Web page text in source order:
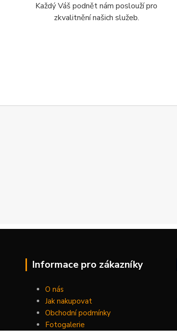
Každý Váš podnět nám poslouží pro
zkvalitnění našich služeb.
Informace pro zákazníky
O nás
Jak nakupovat
Obchodní podmínky
Fotogalerie